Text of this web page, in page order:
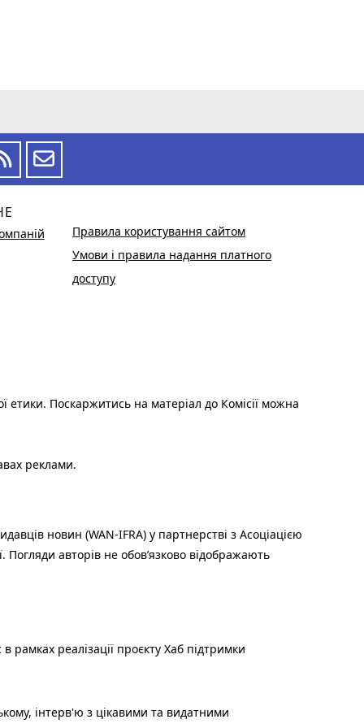
Правила користування сайтом
Умови і правила надання платного
доступу
етики. Поскаржитись на матеріал до Комісії можна
реклами.
новин (WAN-IFRA) у партнерстві з Асоціацією
Погляди авторів не обов’язково відображають
рамках реалізації проєкту Хаб підтримки
інтерв'ю з цікавими та видатними